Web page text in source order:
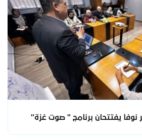
نوفا يفتتحان برنامج " صوت غزة"